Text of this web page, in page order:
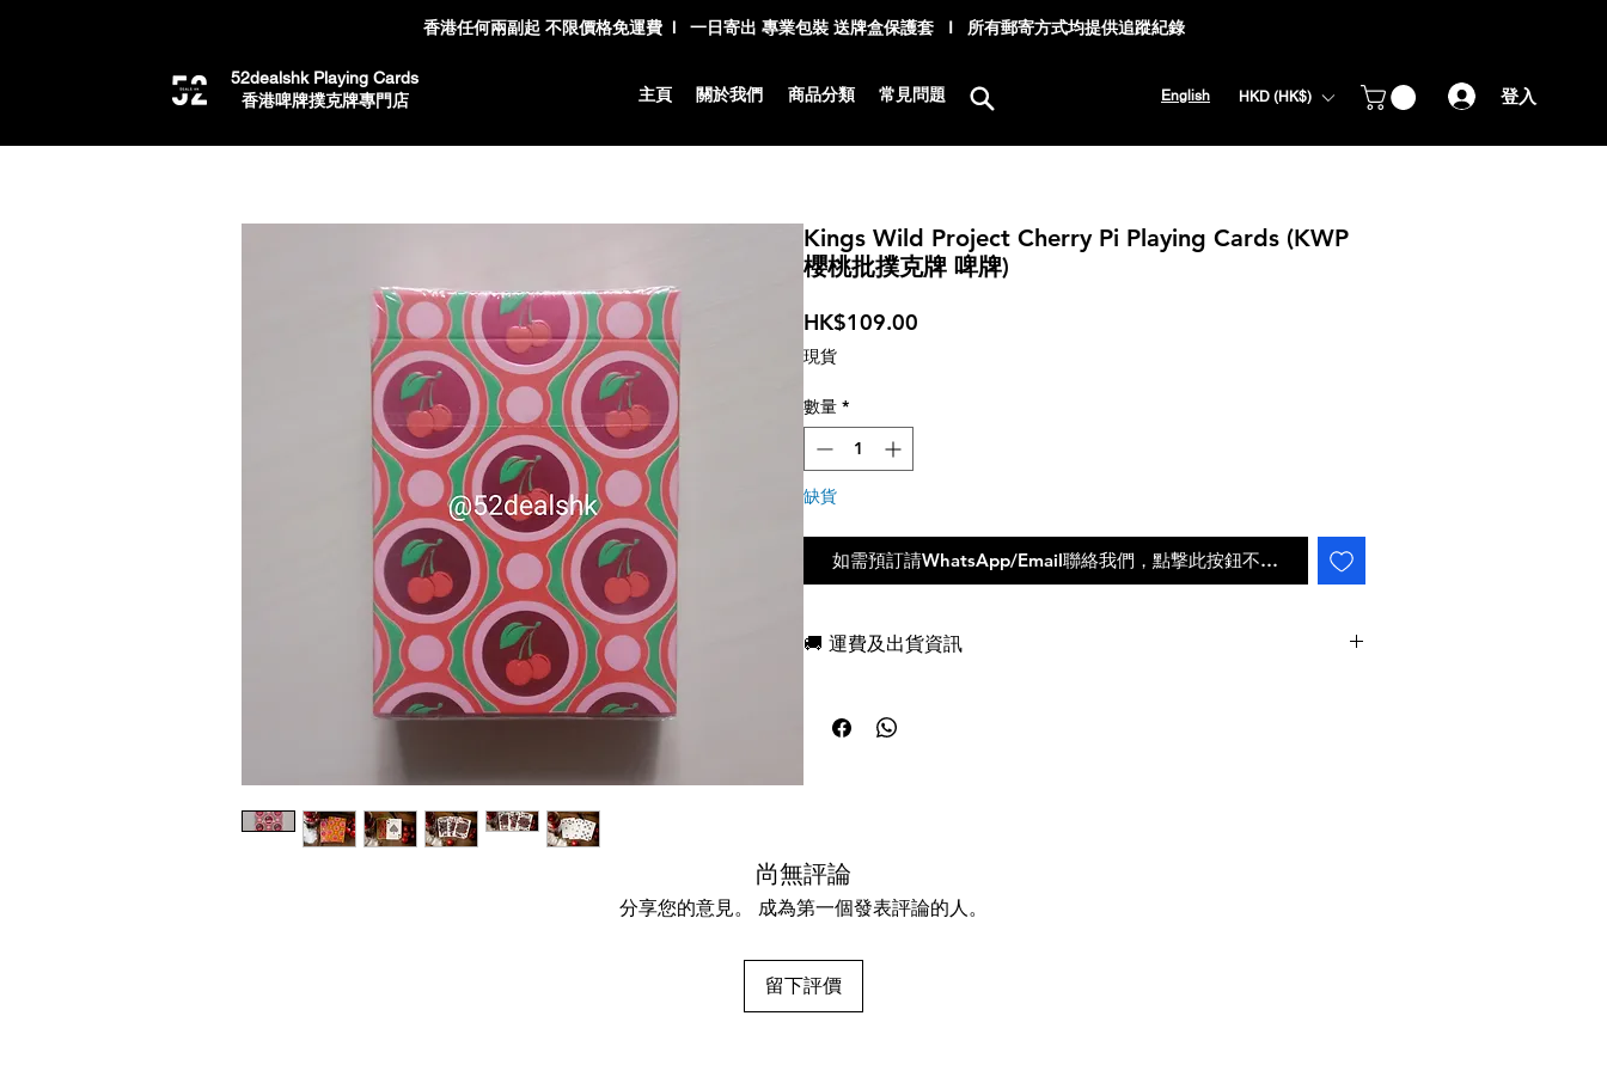
香港任何兩副起 不限價格免運費 l 一日寄出 專業包裝 送牌盒保護套 I 所有郵寄方式均提供追蹤紀錄
52dealshk Playing Cards
​香港啤牌撲克牌專門店
主頁 關於我們 商品分類 常見問題 English HKD (HK$) 登入
Kings Wild Project Cherry Pi Playing Cards (KWP
櫻桃批撲克牌 啤牌)
HK$109.00
現貨
數量 *
缺貨
如需預訂請WhatsApp/Email聯絡我們，點撃此按鈕不會自動補貨
🚚 運費及出貨資訊
免費送牌盒保護套，專業包裝
所有運送方式設追蹤紀錄，隨時查詢派遞狀況
尚無評論
分享您的意見。 成為第一個發表評論的人。
留下評價